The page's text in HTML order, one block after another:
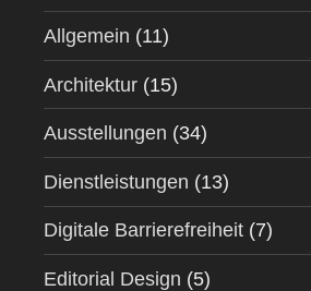
Einbeziehung
behinderter
Menschen
übernehmen“
Allgemein (11)
Architektur (15)
Ausstellungen (34)
Dienstleistungen (13)
Digitale Barrierefreiheit (7)
Editorial Design (5)